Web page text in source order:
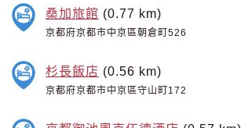
桑加旅館 (0.77 km)
京都府京都市中京區朝倉町526
杉長飯店 (0.56 km)
京都府京都市中京區守山町172